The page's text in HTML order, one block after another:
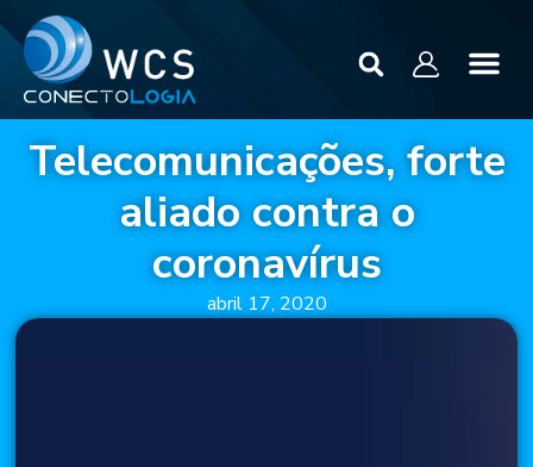
Telecomunicações, forte
aliado contra o
coronavírus
abril 17, 2020